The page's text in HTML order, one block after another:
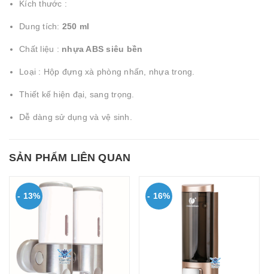
Kích thước :
Dung tích: 250 ml
Chất liệu : nhựa ABS siêu bền
Loại : Hộp đựng xà phòng nhấn, nhựa trong.
Thiết kế hiện đại, sang trọng.
Dễ dàng sử dụng và vệ sinh.
SẢN PHẨM LIÊN QUAN
- 13% - 16%